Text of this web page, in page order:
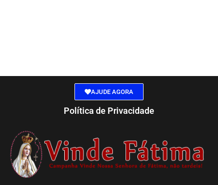
AJUDE AGORA
Política de Privacidade